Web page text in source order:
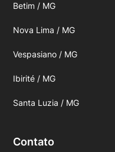
Betim / MG
Nova Lima / MG
Vespasiano / MG
Ibirité / MG
Santa Luzia / MG
Contato